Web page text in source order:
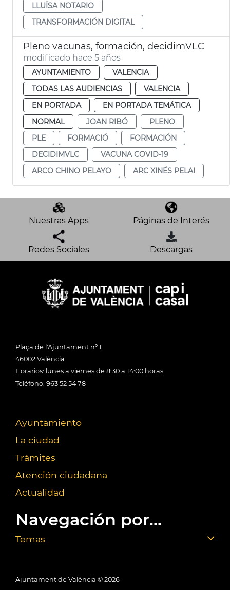
LLUÏSA NOTARIO
TRANSFORMACIÓN DIGITAL
Pleno vacunas, formación, decidimVLC
modificado hace 5 años
AYUNTAMIENTO
VALENCIA
TODAS LAS AUDIENCIAS
VALENCIA
EN PORTADA
EN PORTADA TEMÁTICA
NORMAL
JOAN RIBÓ
PLENO
PLE
FORMACIÓ
FORMACIÓN
DECIDIMVLC
VACUNA COVID-19
ARCO CHINO PELAYO
ARC XINÉS PELAI
Nuestras Apps Páginas de Interés
Redes Sociales Descargas
Plaça de l'Ajuntament nº 1
46002 València
Horarios: lunes a viernes de 8:30 a 14:00 horas
Teléfono: 963 52 54 78
Ayuntamiento
La ciudad
Trámites
Atención ciudadana
Actualidad
Navegación por...
Temas
Ajuntament de València © 2026